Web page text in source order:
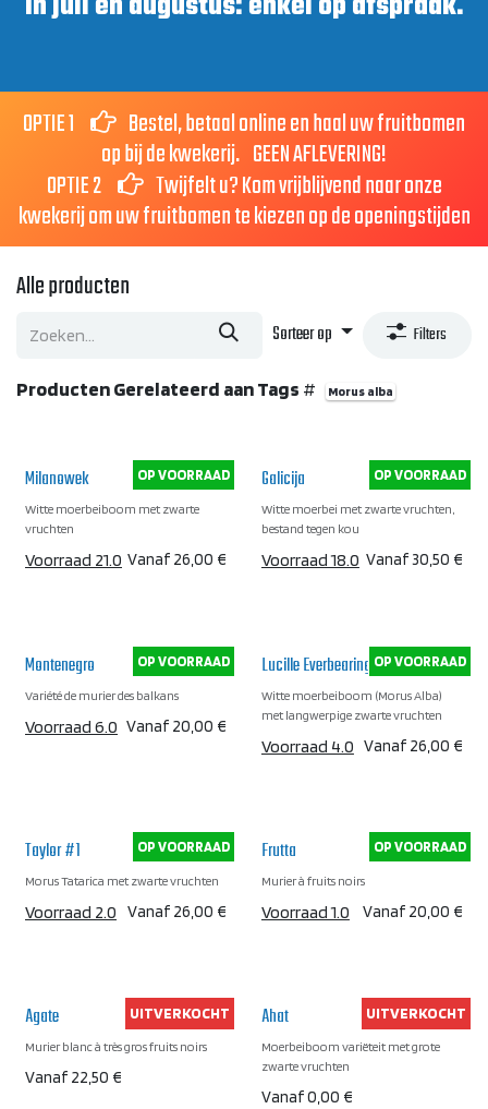
OPTIE 1
Bestel, betaal online en haal uw fruitbomen
op bij de kwekerij. GEEN AFLEVERING!
OPTIE 2
Twijfelt u? Kom vrijblijvend naar onze
kwekerij om uw fruitbomen te kiezen op de openingstijden
Alle producten
Sorteer op Filters
Producten Gerelateerd aan Tags # Morus alba
Milanowek
Witte moerbeiboom met zwarte
vruchten
Vanaf 26,00 €
Voorraad 21.0
OP VOORRAAD Galicija
Witte moerbei met zwarte vruchten,
bestand tegen kou
Vanaf30,50 €
Voorraad 18.0
OP VOORRAAD
Montenegro
Variété de murier des balkans
Vanaf 20,00 €
Voorraad 6.0
OP VOORRAAD Lucille Everbearing
Witte moerbeiboom (Morus Alba)
met langwerpige zwarte vruchten
Vanaf 26,00 €
Voorraad 4.0
OP VOORRAAD
Taylor #1
Morus Tatarica met zwarte vruchten
Vanaf 26,00 €
Voorraad 2.0
OP VOORRAAD Frutta
Murier à fruits noirs
Vanaf 20,00 €
Voorraad 1.0
OP VOORRAAD
Agate
Murier blanc à très gros fruits noirs
Vanaf 22,50 €
UITVERKOCHT Ahat
Moerbeiboom variëteit met grote
zwarte vruchten
Vanaf0,00 €
UITVERKOCHT